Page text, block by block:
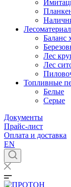
Баланс
Лес
Лес
Топливные
Белые
Серые
Документы
Прайс-лист
Оплата и доставка
EN